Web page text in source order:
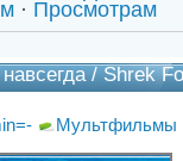
· Просмотрам
/ Shrek
Мультфильмы